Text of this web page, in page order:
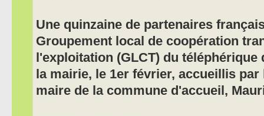
Une quinzaine de partenaires
Groupement local de coopération
l'exploitation (GLCT) du
la mairie, le 1er février, accueillis
maire de la commune d'accueil,